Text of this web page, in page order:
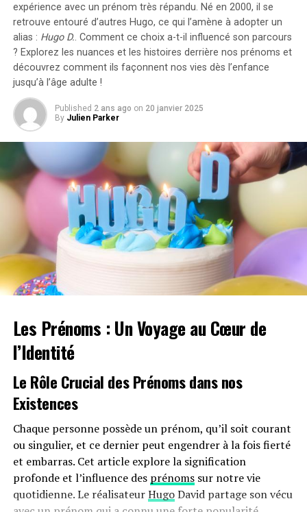
Crédit image :ROCK PAPER SHOTGUN/JULIA MINAMATA
AT DESK », vous découvrirez que le bureau contient
deux tiroirs, un ensemble de stylo et encre, une lampe
verte et un protège-documents. Bien que cela puisse
sembler fastidieux, The Crimson Diamond propose une
liste de raccourcis pratiques, comme « a ab » pour « ASK
ABOUT » lors d’une conversation, ou « SEARCH » pour
fouiller un tiroir sans avoir à l’ouvrir un par un. Le
parser accepte également de nombreuses entrées,
rendant l’expérience de jeu plus fluide.
Une Intrigue Riche en
Personnages
Le jeu met en scène huit personnages, sans compter
Nancy Maple, l’héroïne canadienne et géologue
amateur. Son objectif est de mener des recherches sur
un diamant découvert dans un poisson à Crimson,
Ontario. Elle se retrouve coincée au Crimson Lodge, où
vivent le propriétaireEthanet sa compagneMargot
ainsi queJack, le cuisinier, etNathan, un homme à tout
faire dont la famille revendique des droits sur la terre.
La sœur de Nathan, Nessa, arrive avec son avocat Corvus
expérience avec un prénom très répandu. Né en 2000, il se
retrouve entouré d’autres Hugo, ce qui l’amène à adopter un
alias : Hugo D.. Comment ce choix a-t-il influencé son parcours
? Explorez les nuances et les histoires derrière nos prénoms et
découvrez comment ils façonnent nos vies dès l’enfance
jusqu’à l’âge adulte !
Published 2 ans ago on 20 janvier 2025
By Julien Parker
Les Prénoms : Un Voyage au Cœur de
l’Identité
Le Rôle Crucial des Prénoms dans nos
Existences
Chaque personne possède un prénom, qu’il soit courant
ou singulier, et ce dernier peut engendrer à la fois fierté
et embarras. Cet article explore la signification
profonde et l’influence des prénomssur notre vie
quotidienne. Le réalisateurHugoDavid partage son vécu